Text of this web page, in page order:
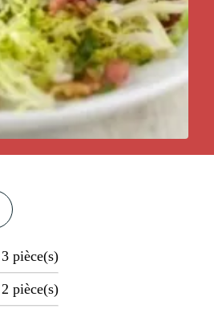
3 pièce(s)
2 pièce(s)